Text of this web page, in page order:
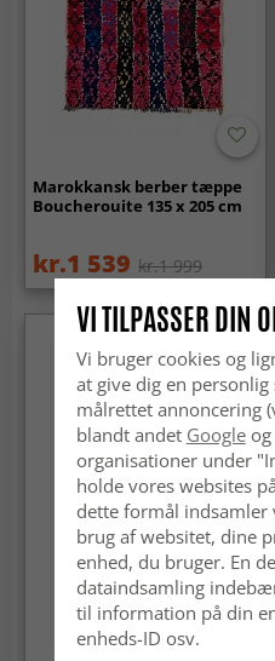
Marokkansk berber tæppe
Boucherouite 135 x 205 cm
kr.1 539 kr.1 999
VI TILPASSER DIN
Vi bruger cookies og
at give dig en
målrettet annoncering
blandt andet Googleog
organisationer under
holde vores websites
dette formål
brug af websitet, dine
enhed, du bruger. En
dataindsamling
til information på din
enheds-ID osv.